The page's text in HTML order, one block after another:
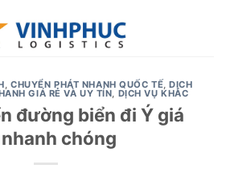
,CHUYỂN PHÁT NHANH QUỐC TẾ,DỊCH
GIÁ RẺ VÀ UY TÍN, DỊCH VỤ KHÁC
đường biển đi Ý giá
nhanh chóng